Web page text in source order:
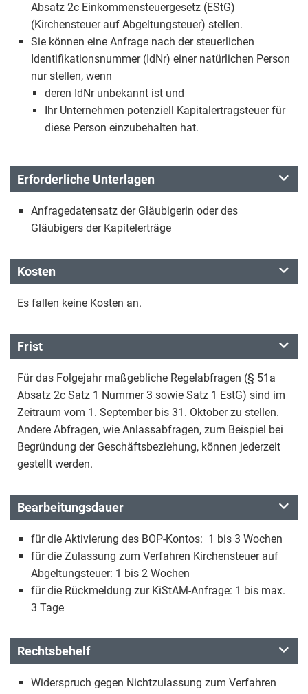
Absatz 2c Einkommensteuergesetz (EStG)
(Kirchensteuer auf Abgeltungsteuer) stellen.
Sie können eine Anfrage nach der steuerlichen
Identifikationsnummer (IdNr) einer natürlichen Person
nur stellen, wenn
deren IdNr unbekannt ist und
Ihr Unternehmen potenziell Kapitalertragsteuer für
diese Person einzubehalten hat.
Erforderliche Unterlagen
Anfragedatensatz der Gläubigerin oder des
Gläubigers der Kapitelerträge
Kosten
Es fallen keine Kosten an.
Frist
Für das Folgejahr maßgebliche Regelabfragen (§ 51a
Absatz 2c Satz 1 Nummer 3 sowie Satz 1 EstG) sind im
Zeitraum vom 1. September bis 31. Oktober zu stellen.
Andere Abfragen, wie Anlassabfragen, zum Beispiel bei
Begründung der Geschäftsbeziehung, können jederzeit
gestellt werden.
Bearbeitungsdauer
für die Aktivierung des BOP-Kontos: 1 bis 3 Wochen
für die Zulassung zum Verfahren Kirchensteuer auf
Abgeltungsteuer: 1 bis 2 Wochen
für die Rückmeldung zur KiStAM-Anfrage: 1 bis max.
3 Tage
Rechtsbehelf
Widerspruch gegen Nichtzulassung zum Verfahren